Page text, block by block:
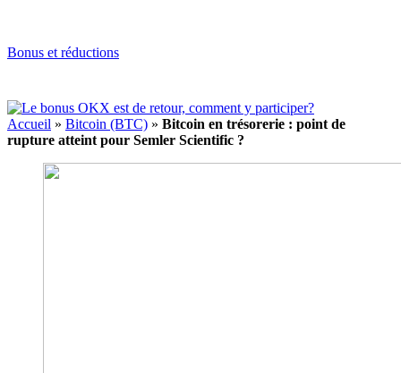
Bonus et réductions
Accueil » Bitcoin (BTC) » Bitcoin en trésorerie : point de
rupture atteint pour Semler Scientific ?